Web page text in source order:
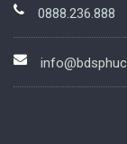
0888.236.888